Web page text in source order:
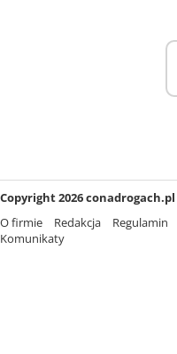
Copyright 2026 conadrogach.pl
O firmie
Redakcja Regulamin
Komunikaty